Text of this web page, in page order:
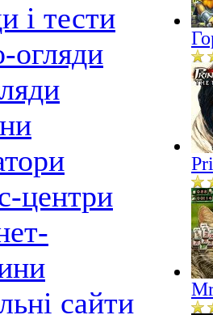
і тести
огляди
центри
сайти